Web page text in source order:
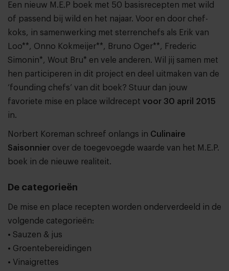
Een nieuw M.E.P boek met 50 basisrecepten met wild
of passend bij wild en het najaar. Voor en door chef-
koks, in samenwerking met sterrenchefs als Erik van
Loo**, Onno Kokmeijer**, Bruno Oger**, Frederic
Simonin*, Wout Bru* en vele anderen. Wil jij samen met
hen participeren in dit project en deel uitmaken van de
‘founding chefs’ van dit boek? Stuur dan jouw
favoriete mise en place wildrecept voor 30 april 2015
in.
Norbert Koreman schreef onlangs in Culinaire
Saisonnier over de toegevoegde waarde van het M.E.P.
boek in de nieuwe realiteit.
De categorieën
De mise en place recepten worden onderverdeeld in de
volgende categorieën:
• Sauzen & jus
• Groentebereidingen
• Vinaigrettes